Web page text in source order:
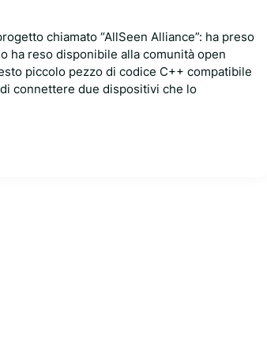
chiamato “AllSeen Alliance”: ha preso
ha reso disponibile alla comunità open
piccolo pezzo di codice C++ compatibile
connettere due dispositivi che lo